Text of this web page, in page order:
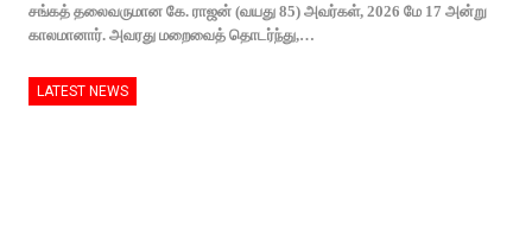
சங்கத் தலைவருமான கே. ராஜன் (வயது 85) அவர்கள், 2026 மே 17 அன்று
காலமானார். அவரது மறைவைத் தொடர்ந்து,…
LATEST NEWS